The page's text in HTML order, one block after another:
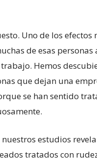
Uno de los
de esas
Hemos
que dejan una
se han sentido
estudios
tratados con